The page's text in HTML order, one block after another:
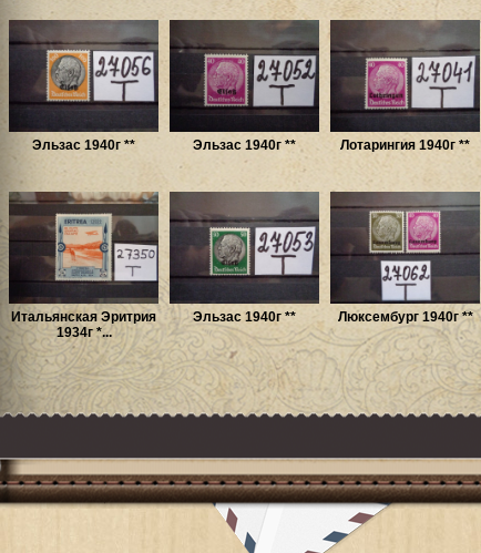
Эльзас 1940г ** Эльзас 1940г ** Лотарингия 1940г **
Итальянская Эритрия
1934г *...
Эльзас 1940г ** Люксембург 1940г **